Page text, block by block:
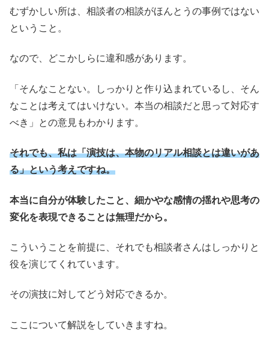
むずかしい所は、相談者の相談がほんとうの事例ではない
ということ。
なので、どこかしらに違和感があります。
「そんなことない。しっかりと作り込まれているし、そん
なことは考えてはいけない。本当の相談だと思って対応す
べき」との意見もわかります。
それでも、私は「演技は、本物のリアル相談とは違いがあ
る」という考えですね。
本当に自分が体験したこと、細かやな感情の揺れや思考の
変化を表現できることは無理だから。
こういうことを前提に、それでも相談者さんはしっかりと
役を演じてくれています。
その演技に対してどう対応できるか。
ここについて解説をしていきますね。